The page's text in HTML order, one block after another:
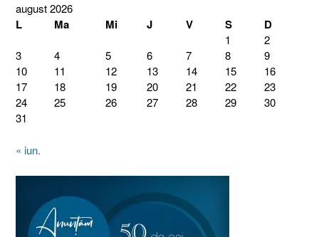
august 2026
L Ma Mi J V S D
1
2
3
4 5 6 7 8
9
10
11 12 13 14 15
16
17
18 19 20 21 22
23
24
25 26 27 28 29
30
31
« iun.